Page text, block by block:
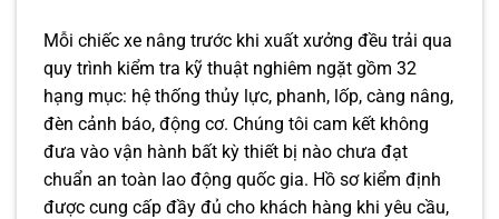
Mỗi chiếc xe nâng trước khi xuất xưởng đều trải qua
quy trình kiểm tra kỹ thuật nghiêm ngặt gồm 32
hạng mục: hệ thống thủy lực, phanh, lốp, càng nâng,
đèn cảnh báo, động cơ. Chúng tôi cam kết không
đưa vào vận hành bất kỳ thiết bị nào chưa đạt
chuẩn an toàn lao động quốc gia. Hồ sơ kiểm định
được cung cấp đầy đủ cho khách hàng khi yêu cầu,